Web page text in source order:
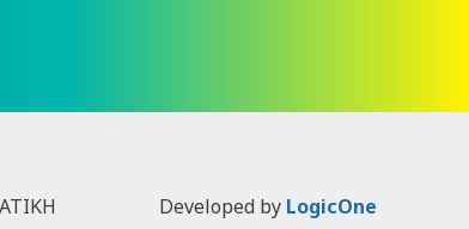
Developed by LogicOne